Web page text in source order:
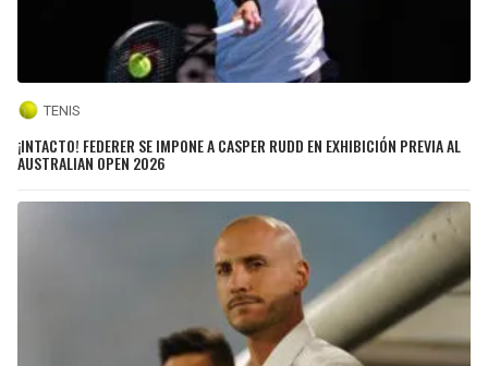
TENIS
¡INTACTO! FEDERER SE IMPONE A CASPER RUDD EN EXHIBICIÓN PREVIA AL
AUSTRALIAN OPEN 2026